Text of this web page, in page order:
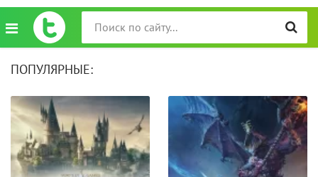
ПОПУЛЯРНЫЕ: